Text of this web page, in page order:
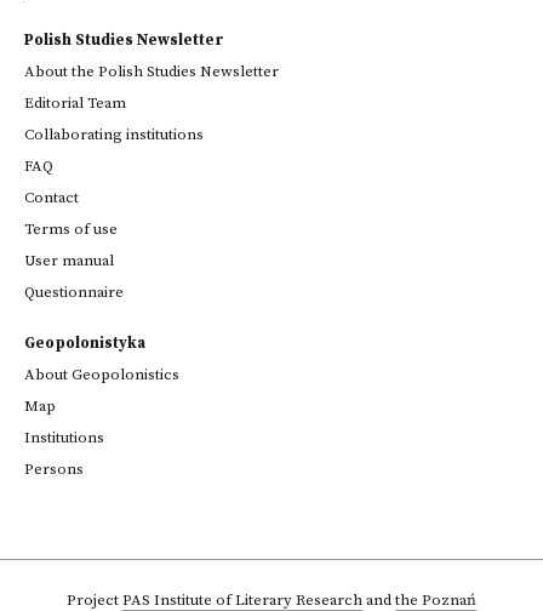
Polish Studies Newsletter
About the Polish Studies Newsletter
Editorial Team
Collaborating institutions
FAQ
Contact
Terms of use
User manual
Questionnaire
Geopolonistyka
About Geopolonistics
Map
Institutions
Persons
ProjectPAS Institute of Literary Researchandthe Poznań